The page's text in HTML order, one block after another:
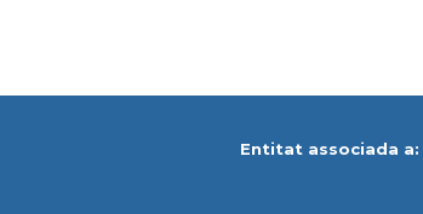
Entitat associada a: